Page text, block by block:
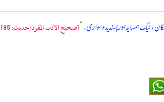
نیک ہمسایہ اور پسندیدہ سواری۔“[صحيح الادب المفرد/حدیث: 85]